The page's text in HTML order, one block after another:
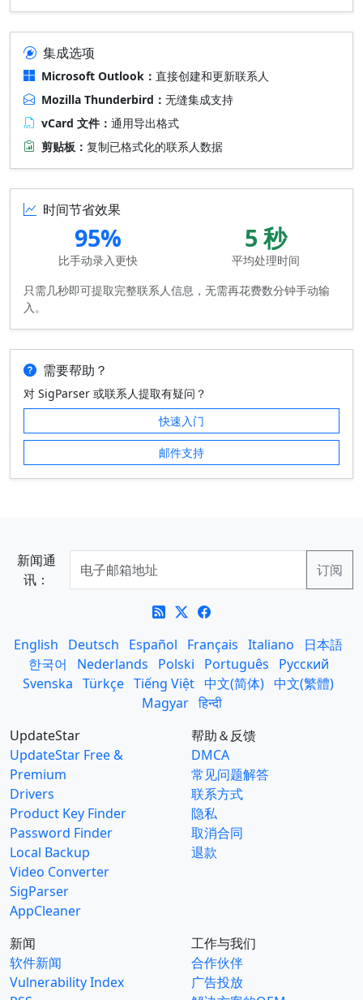
集成选项
Microsoft Outlook： 直接创建和更新联系人
Mozilla Thunderbird： 无缝集成支持
vCard 文件： 通用导出格式
剪贴板： 复制已格式化的联系人数据
时间节省效果
95%
比手动录入更快
5 秒
平均处理时间
只需几秒即可提取完整联系人信息，无需再花费数分钟手动输
入。
需要帮助？
对 SigParser 或联系人提取有疑问？
快速入门
邮件支持
新闻通
讯：
English Deutsch Español Français Italiano
日本語
한국어
Nederlands Polski Português
Русский
Svenska Türkçe Tiếng Việt 中文(简体) 中文(繁體)
Magyar हिन्दी
UpdateStar
UpdateStar Free &
Premium
Drivers
Product Key Finder
Password Finder
Local Backup
Video Converter
SigParser
AppCleaner
帮助＆反馈
DMCA
常见问题解答
联系方式
隐私
取消合同
退款
新闻
软件新闻
Vulnerability Index
工作与我们
合作伙伴
广告投放